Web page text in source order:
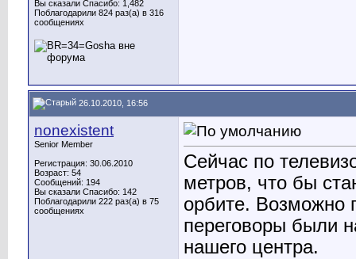
Вы сказали Спасибо: 1,482
Поблагодарили 824 раз(а) в 316
сообщениях
26.10.2010, 16:56
nonexistent
Senior Member
Регистрация: 30.06.2010
Возраст: 54
Сообщений: 194
Вы сказали Спасибо: 142
Поблагодарили 222 раз(а) в 75
сообщениях
Сейчас по
метров, что бы
орбите. Возможно
переговоры были
нашего центра.